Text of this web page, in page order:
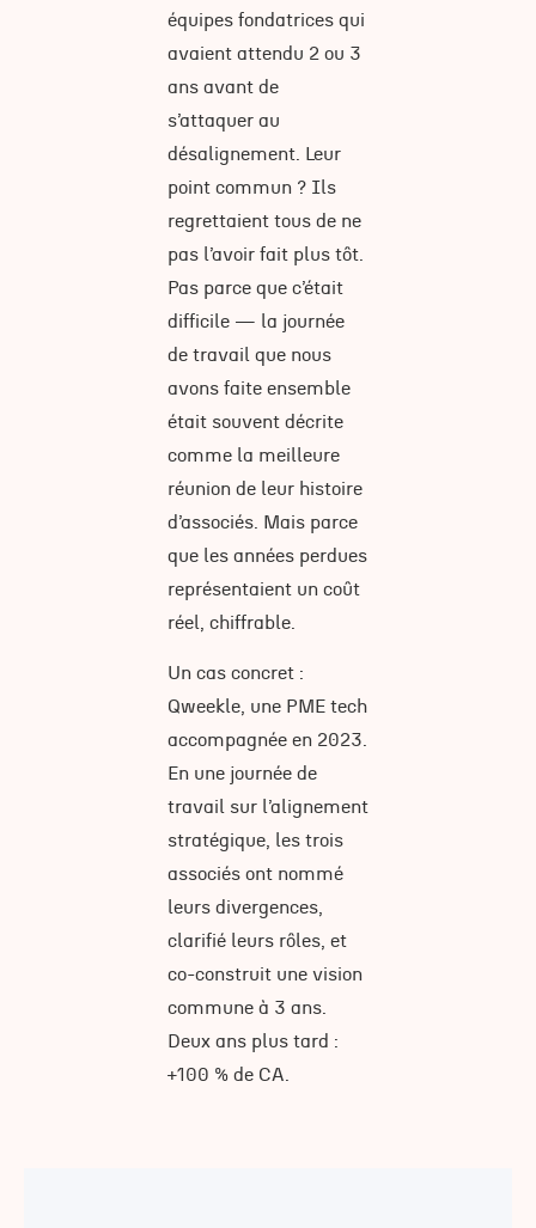
équipes fondatrices qui
avaient attendu 2 ou 3
ans avant de
s’attaquer au
désalignement. Leur
point commun ? Ils
regrettaient tous de ne
pas l’avoir fait plus tôt.
Pas parce que c’était
difficile — la journée
de travail que nous
avons faite ensemble
était souvent décrite
comme la meilleure
réunion de leur histoire
d’associés. Mais parce
que les années perdues
représentaient un coût
réel, chiffrable.
Un cas concret :
Qweekle, une PME tech
accompagnée en 2023.
En une journée de
travail sur l’alignement
stratégique, les trois
associés ont nommé
leurs divergences,
clarifié leurs rôles, et
co-construit une vision
commune à 3 ans.
Deux ans plus tard :
+100 % de CA.